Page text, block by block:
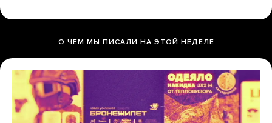
О ЧЕМ МЫ ПИСАЛИ НА ЭТОЙ НЕДЕЛЕ